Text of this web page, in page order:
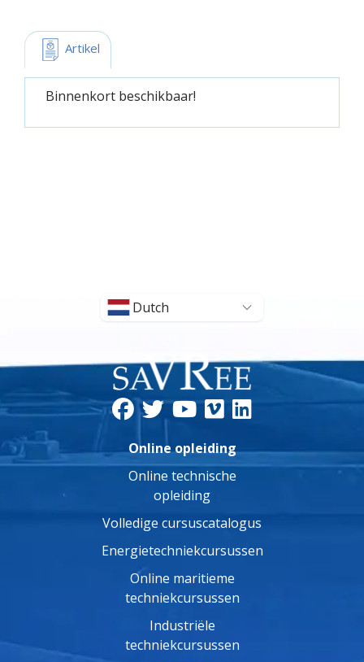
Artikel
Binnenkort beschikbaar!
Dutch
Online opleiding
Online technische
opleiding
Volledige cursuscatalogus
Energietechniekcursussen
Online maritieme
techniekcursussen
Industriële
techniekcursussen